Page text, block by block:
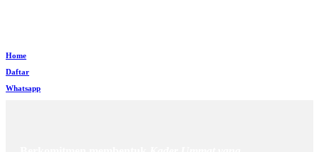
Home
Daftar
Whatsapp